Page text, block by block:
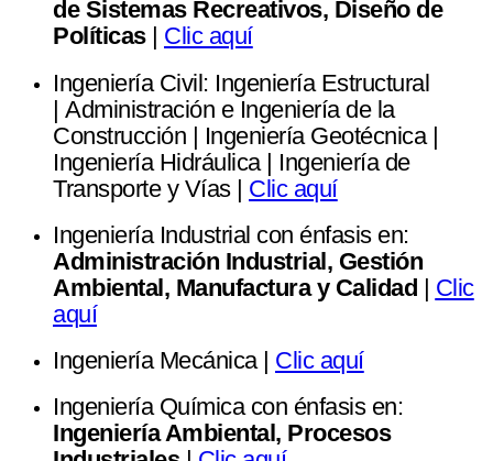
de Sistemas Recreativos, Diseño de
Políticas| Clic aquí
Ingeniería Civil: Ingeniería Estructural
| Administración e Ingeniería de la
Construcción | Ingeniería Geotécnica |
Ingeniería Hidráulica | Ingeniería de
Transporte y Vías | Clic aquí
Ingeniería Industrial con énfasis en:
Administración Industrial, Gestión
Ambiental, Manufactura y Calidad | Clic
aquí
Ingeniería Mecánica | Clic aquí
Ingeniería Química con énfasis en:
Ingeniería Ambiental, Procesos